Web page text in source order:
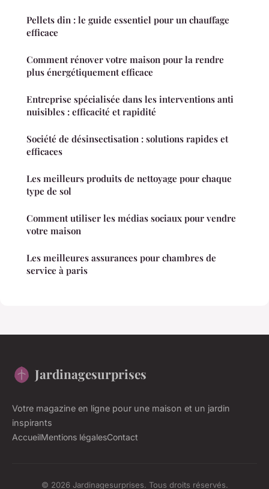
Pellets din : le guide essentiel pour un chauffage
efficace
Comment rénover votre maison pour la rendre
plus énergétiquement efficace
Entreprise spécialisée dans les interventions anti
nuisibles : efficacité et rapidité
Société de désinsectisation : solutions rapides et
efficaces
Les meilleurs produits de nettoyage pour chaque
type de sol
Comment utiliser les médias sociaux pour vendre
votre maison
Les meilleures assurances pour chambres de
service à paris
Jardinagesurprises
Votre magazine en ligne pour une maison et un jardin
inspirants
AccueilMentions légalesContact
© 2026 Jardinagesurprises. Tous droits réservés.